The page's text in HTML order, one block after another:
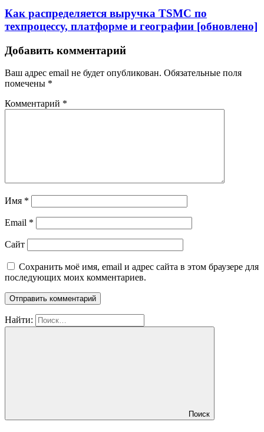
Как распределяется выручка TSMC по
техпроцессу, платформе и географии [обновлено]
Добавить комментарий
Ваш адрес email не будет опубликован. Обязательные поля
помечены *
Комментарий *
Имя *
Email *
Сайт
Сохранить моё имя, email и адрес сайта в этом браузере для
последующих моих комментариев.
Найти:
Поиск